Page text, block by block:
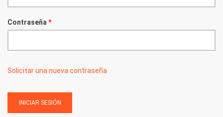
Contraseña*
Solicitar una nueva contraseña